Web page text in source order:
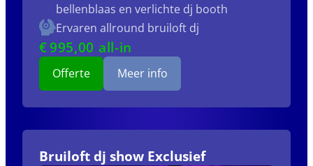
bellenblaas en verlichte dj booth
Ervaren allround bruiloft dj
€995,00 all-in
Offerte Meer info
Bruiloft dj show Exclusief